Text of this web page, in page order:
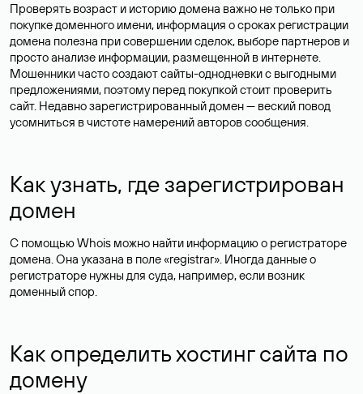
Проверять возраст и историю домена важно не только при
покупке доменного имени, информация о сроках регистрации
домена полезна при совершении сделок, выборе партнеров и
просто анализе информации, размещенной в интернете.
Мошенники часто создают сайты-однодневки с выгодными
предложениями, поэтому перед покупкой стоит проверить
сайт. Недавно зарегистрированный домен — веский повод
усомниться в чистоте намерений авторов сообщения.
Как узнать, где зарегистрирован
домен
С помощью Whois можно найти информацию о регистраторе
домена. Она указана в поле «registrar». Иногда данные о
регистраторе нужны для суда, например, если возник
доменный спор.
Как определить хостинг сайта по
домену